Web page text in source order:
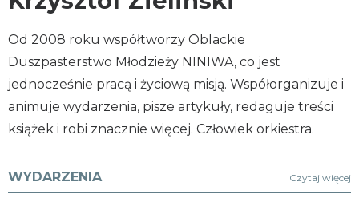
Od 2008 roku współtworzy Oblackie
Duszpasterstwo Młodzieży NINIWA, co jest
jednocześnie pracą i życiową misją. Współorganizuje i
animuje wydarzenia, pisze artykuły, redaguje treści
książek i robi znacznie więcej. Człowiek orkiestra.
WYDARZENIA Czytaj więcej